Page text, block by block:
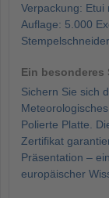
Verpackung: Etui
Auflage: 5.000
Ein besonderes
Sichern Sie sich
Polierte Platte.
Zertifikat
Präsentation –
europäischer